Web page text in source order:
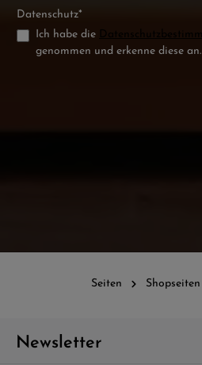
Datenschutz*
Ich habe die
genommen und erkenne diese an.
Seiten Shopseiten
Newsletter